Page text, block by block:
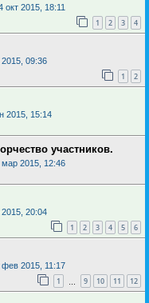
окт 2015, 18:11
1 2 3 4
09:36
1 2
2015, 15:14
участников.
мар 2015, 12:46
20:04
1 2 3 4 5 6
фев 2015, 11:17
1 9 10 11 12